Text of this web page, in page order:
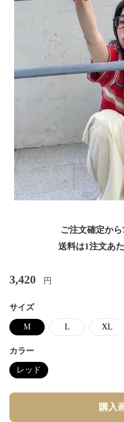
ご注文確定か
送料は1注文あ
3,420 円
サイズ
M L XL
カラー
レッド
購入